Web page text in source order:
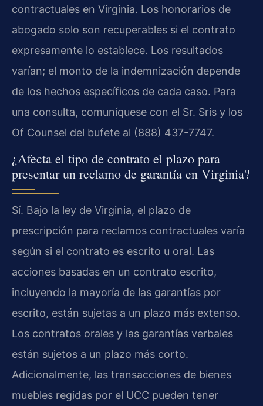
contractuales en Virginia. Los honorarios de
abogado solo son recuperables si el contrato
expresamente lo establece. Los resultados
varían; el monto de la indemnización depende
de los hechos específicos de cada caso. Para
una consulta, comuníquese con el Sr. Sris y los
Of Counsel del bufete al (888) 437-7747.
¿Afecta el tipo de contrato el plazo para
presentar un reclamo de garantía en Virginia?
Sí. Bajo la ley de Virginia, el plazo de
prescripción para reclamos contractuales varía
según si el contrato es escrito u oral. Las
acciones basadas en un contrato escrito,
incluyendo la mayoría de las garantías por
escrito, están sujetas a un plazo más extenso.
Los contratos orales y las garantías verbales
están sujetos a un plazo más corto.
Adicionalmente, las transacciones de bienes
muebles regidas por el UCC pueden tener